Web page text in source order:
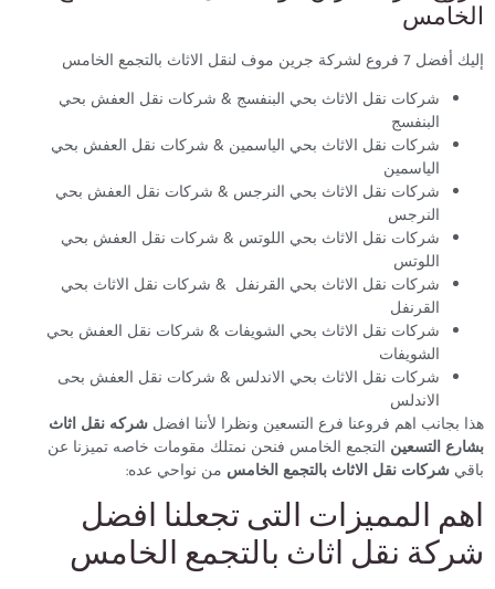
الخامس
إليك أفضل 7 فروع لشركة جرين موف لنقل الاثاث بالتجمع الخامس
شركات نقل الاثاث بحي البنفسج & شركات نقل العفش بحي
البنفسج
شركات نقل الاثاث بحي الياسمين & شركات نقل العفش بحي
الياسمين
شركات نقل الاثاث بحي النرجس & شركات نقل العفش بحي
النرجس
شركات نقل الاثاث بحي اللوتس & شركات نقل العفش بحي
اللوتس
شركات نقل الاثاث بحي القرنفل & شركات نقل الاثاث بحي
القرنفل
شركات نقل الاثاث بحي الشويفات & شركات نقل العفش بحي
الشويفات
شركات نقل الاثاث بحي الاندلس & شركات نقل العفش بحى
الاندلس
هذا بجانب اهم فروعنا فرع التسعين ونظرا لأننا افضل شركه نقل اثاث
بشارع التسعين التجمع الخامس فنحن نمتلك مقومات خاصه تميزنا عن
باقي شركات نقل الاثاث بالتجمع الخامس من نواحي عده:
اهم المميزات التى تجعلنا افضل
شركة نقل اثاث بالتجمع الخامس